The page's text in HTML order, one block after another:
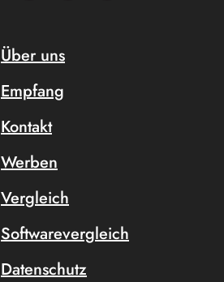
Über uns
Empfang
Kontakt
Werben
Vergleich
Softwarevergleich
Datenschutz